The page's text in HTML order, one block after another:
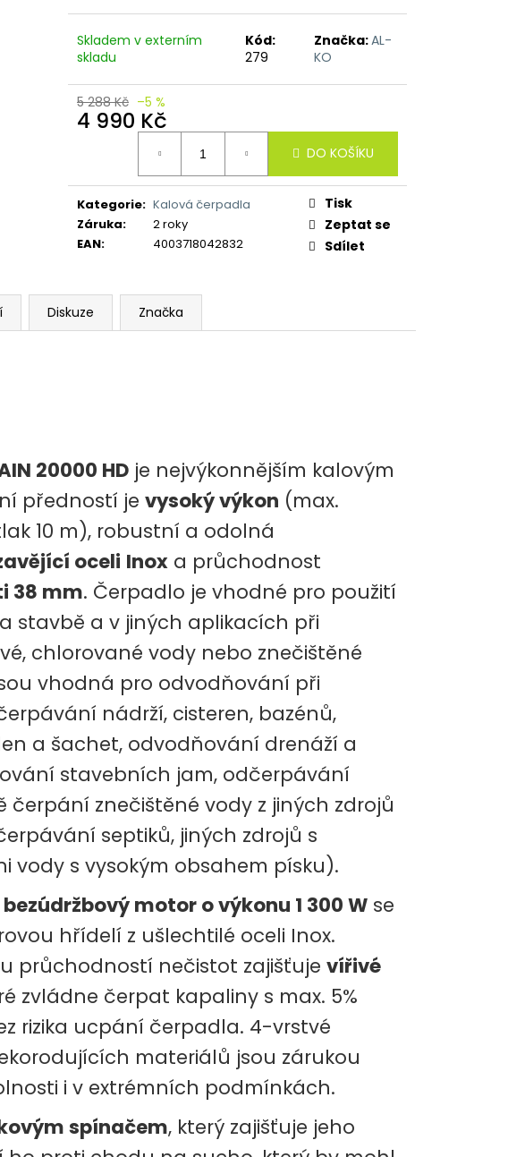
Skladem v externím
skladu
Kód:
279
Značka:AL-
KO
5 288 Kč –5 %
4 990 Kč
DO KOŠÍKU
Kategorie: Kalová čerpadla
Záruka:
2 roky
EAN: 4003718042832
Tisk
Zeptat se
Sdílet
Diskuze Značka
20000 HD je nejvýkonnějším kalovým
předností je vysoký výkon (max.
10 m), robustní a odolná
oceli Inox a průchodnost
38 mm. Čerpadlo je vhodné pro použití
stavbě a v jiných aplikacích při
chlorované vody nebo znečištěné
vhodná pro odvodňování při
nádrží, cisteren, bazénů,
a šachet, odvodňování drenáží a
stavebních jam, odčerpávání
znečištěné vody z jiných zdrojů
septiků, jiných zdrojů s
vody s vysokým obsahem písku).
bezúdržbový motor o výkonu 1 300 W se
hřídelí z ušlechtilé oceli Inox.
průchodností nečistot zajišťuje vířivé
zvládne čerpat kapaliny s max. 5%
rizika ucpání čerpadla. 4-vrstvé
materiálů jsou zárukou
i v extrémních podmínkách.
spínačem, který zajišťuje jeho